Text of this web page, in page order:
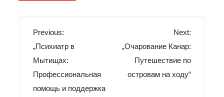
B
e
i
t
r
Previous:
„Психиатр в
Мытищах:
Профессиональная
помощь и поддержка
Next:
„Очарование Канар:
Путешествие по
островам на ходу“